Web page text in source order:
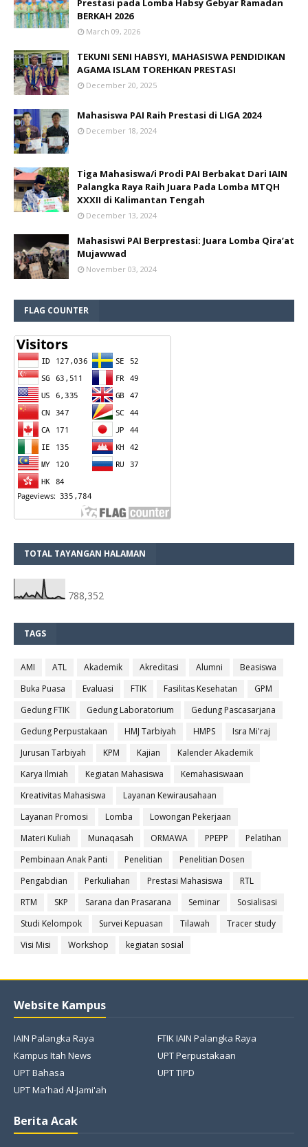
Prestasi pada Lomba Habsy Gebyar Ramadan
BERKAH 2026
March 09, 2026
TEKUNI SENI HABSYI, MAHASISWA PENDIDIKAN
AGAMA ISLAM TOREHKAN PRESTASI
December 20, 2025
Mahasiswa PAI Raih Prestasi di LIGA 2024
December 18, 2024
Tiga Mahasiswa/i Prodi PAI Berbakat Dari IAIN
Palangka Raya Raih Juara Pada Lomba MTQH
XXXII di Kalimantan Tengah
December 13, 2024
Mahasiswi PAI Berprestasi: Juara Lomba Qira’at
Mujawwad
November 03, 2024
FLAG COUNTER
TOTAL TAYANGAN HALAMAN
788,352
TAGS
AMI ATL Akademik Akreditasi Alumni
Beasiswa
Buka Puasa
Evaluasi FTIK Fasilitas Kesehatan
GPM
Gedung FTIK
Gedung Laboratorium
Gedung Pascasarjana
Gedung Perpustakaan
HMJ Tarbiyah HMPS
Isra Mi'raj
Jurusan Tarbiyah
KPM Kajian
Kalender Akademik
Karya Ilmiah
Kegiatan Mahasiswa
Kemahasiswaan
Kreativitas Mahasiswa
Layanan Kewirausahaan
Layanan Promosi
Lomba
Lowongan Pekerjaan
Materi Kuliah
Munaqasah ORMAWA PPEPP
Pelatihan
Pembinaan Anak Panti
Penelitian
Penelitian Dosen
Pengabdian
Perkuliahan Prestasi Mahasiswa
RTL
RTM
SKP Sarana dan Prasarana Seminar
Sosialisasi
Studi Kelompok
Survei Kepuasan Tilawah
Tracer study
Visi Misi
Workshop kegiatan sosial
Website Kampus
IAIN Palangka Raya
FTIK IAIN Palangka Raya
Kampus Itah News
UPT Perpustakaan
UPT Bahasa
UPT TIPD
UPT Ma'had Al-Jami'ah
Berita Acak